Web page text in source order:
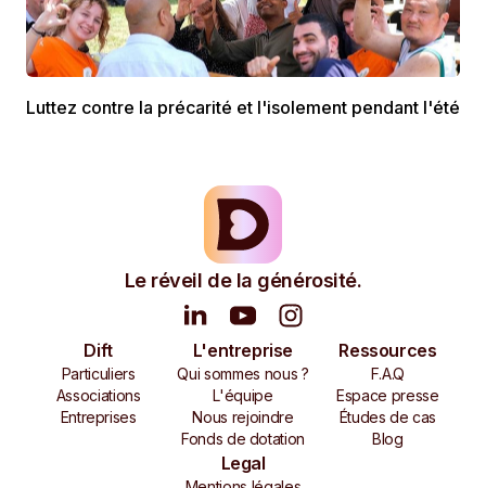
Luttez contre la précarité et l'isolement pendant l'été
Le réveil de la générosité.
Dift
Particuliers
Associations
Entreprises
L'entreprise
Qui sommes nous ?
L'équipe
Nous rejoindre
Fonds de dotation
Ressources
F.A.Q
Espace presse
Études de cas
Blog
Legal